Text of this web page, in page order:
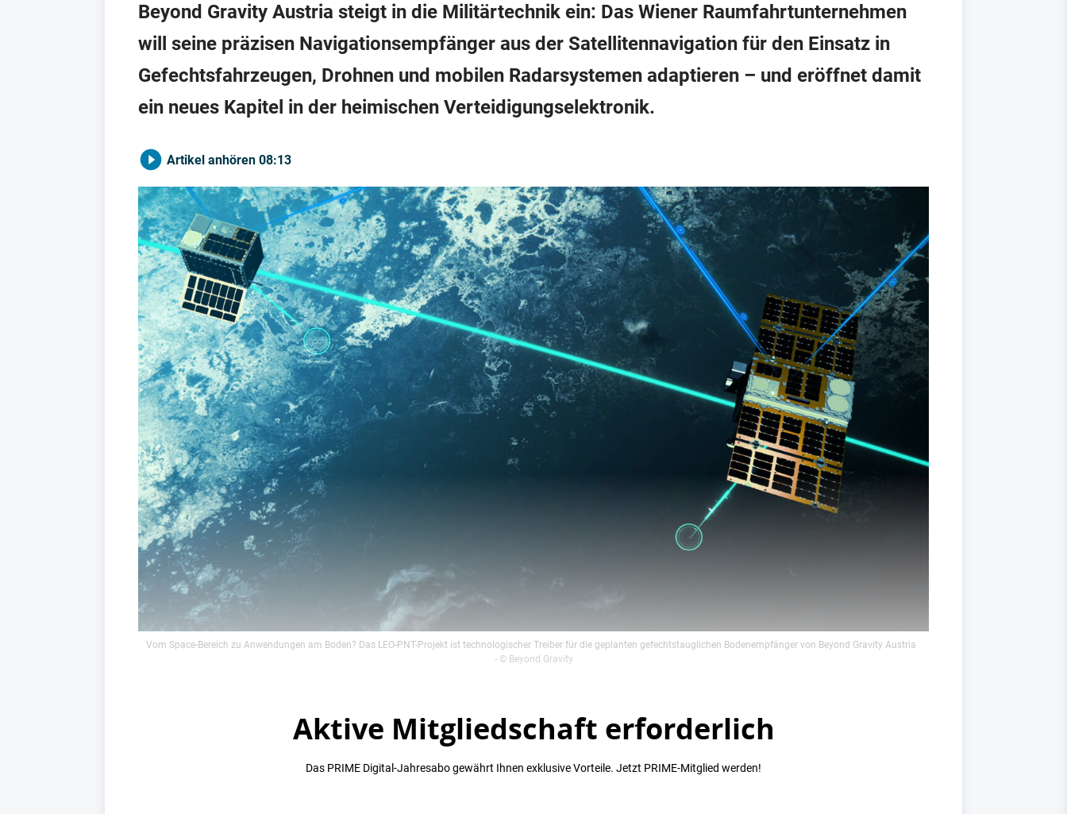
Beyond Gravity Austria steigt in die Militärtechnik ein: Das Wiener Raumfahrtunternehmen
will seine präzisen Navigationsempfänger aus der Satellitennavigation für den Einsatz in
Gefechtsfahrzeugen, Drohnen und mobilen Radarsystemen adaptieren – und eröffnet damit
ein neues Kapitel in der heimischen Verteidigungselektronik.
Artikel anhören 08:13
Vom Space-Bereich zu Anwendungen am Boden? Das LEO-PNT-Projekt ist technologischer Treiber für die geplanten gefechtstauglichen Bodenempfänger von Beyond Gravity Austria
- © Beyond Gravity
Aktive Mitgliedschaft erforderlich
Das PRIME Digital-Jahresabo gewährt Ihnen exklusive Vorteile. Jetzt PRIME-Mitglied werden!